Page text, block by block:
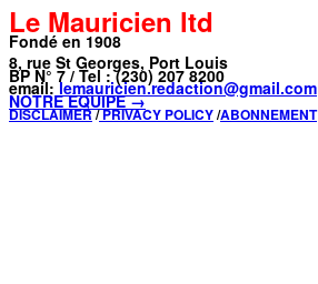
Le Mauricien ltd
Fondé en 1908
8, rue St Georges, Port Louis
BP N° 7 / Tel : (230) 207 8200
email: lemauricien.redaction@gmail.com
NOTRE ÉQUIPE →
DISCLAIMER/PRIVACY POLICY/ABONNEMENT